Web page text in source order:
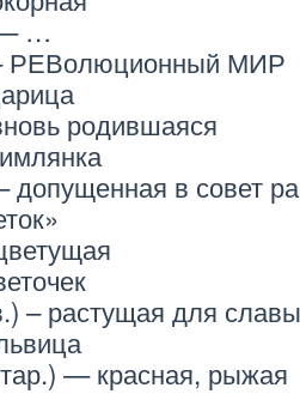
— …
РЕВолюционный МИР
родившаяся
допущенная в совет
– растущая для славы
— красная, рыжая